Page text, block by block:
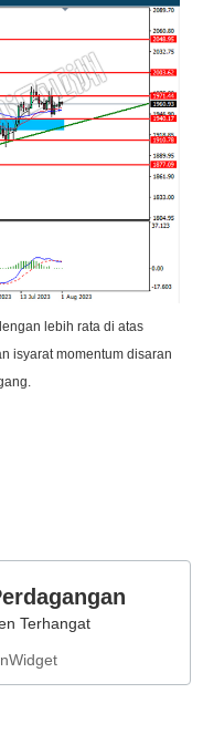
lebih rata di atas
isyarat momentum disaran
Terhangat